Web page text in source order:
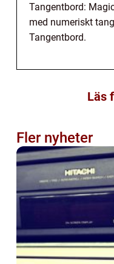
Tangentbord:
med numeriskt
Tangentbord.
Läs
Fler nyheter